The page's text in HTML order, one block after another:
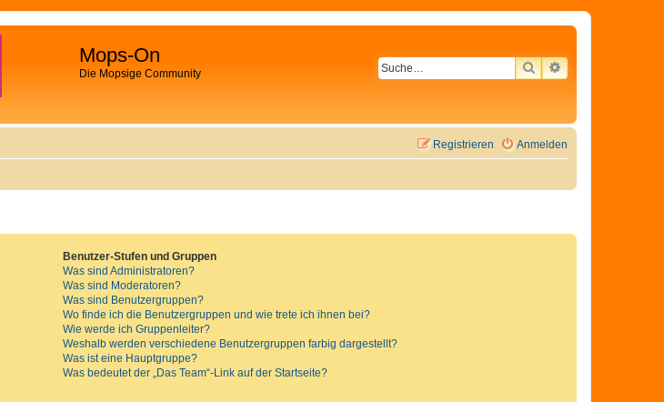
Mops-On
Die Mopsige Community SUCHEERWEITERTE
Anmelden
Registrieren
Benutzer-Stufen und Gruppen
Was sind Administratoren?
Was sind Moderatoren?
Was sind Benutzergruppen?
Wo finde ich die Benutzergruppen und wie trete ich ihnen bei?
Wie werde ich Gruppenleiter?
Weshalb werden verschiedene Benutzergruppen farbig dargestellt?
Was ist eine Hauptgruppe?
Was bedeutet der „Das Team“-Link auf der Startseite?